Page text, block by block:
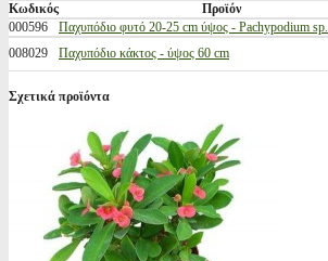
Κωδικός Προϊόν
000596
Παχυπόδιο φυτό 20-25 cm ύψος - Pachypodium sp.
008029
Παχυπόδιο κάκτος - ύψος 60 cm
Σχετικά προϊόντα